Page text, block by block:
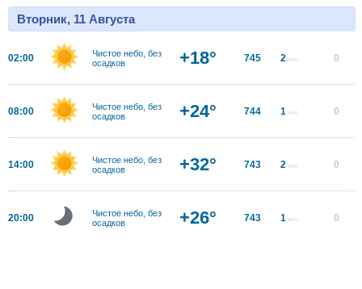
Вторник, 11 Августа
02:00
Чистое небо, без
осадков
+18° 745 2 м/с 0
08:00
Чистое небо, без
осадков
+24° 744 1 м/с 0
14:00
Чистое небо, без
осадков
+32° 743 2 м/с 0
20:00
Чистое небо, без
осадков
+26° 743 1 м/с 0